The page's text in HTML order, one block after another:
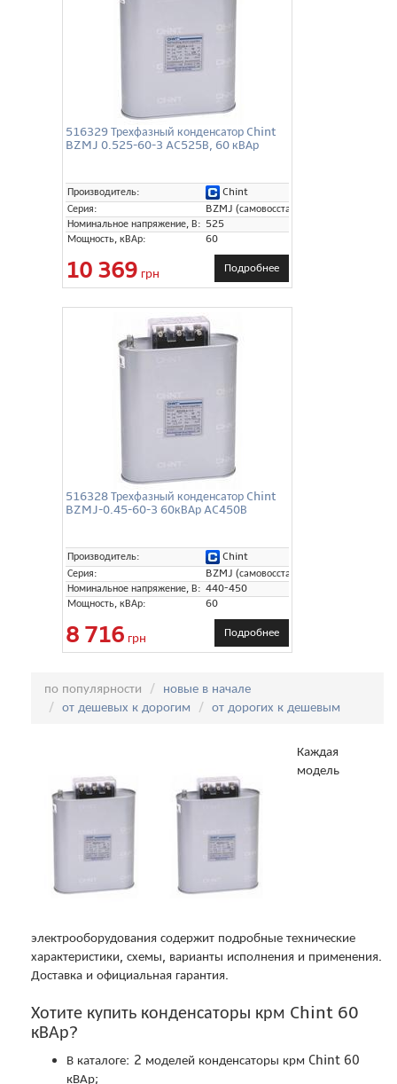
516329 Трехфазный конденсатор Chint
BZMJ 0.525-60-3 AC525В, 60 кВАр
Производитель:
Chint
Серия:
BZMJ (самовосстанавливающиеся)
Номинальное напряжение, В: 525
Мощность, кВАр:
60
10 369 грн Подробнее
516328 Трехфазный конденсатор Chint
BZMJ-0.45-60-3 60кВАр AC450В
Производитель:
Chint
Серия:
BZMJ (самовосстанавливающиеся)
Номинальное напряжение, В: 440-450
Мощность, кВАр:
60
8 716 грн Подробнее
по популярности
новые в начале
от дешевых к дорогим
от дорогих к дешевым
Каждая
модель
электрооборудования содержит подробные технические
характеристики, схемы, варианты исполнения и применения.
Доставка и официальная гарантия.
Хотите купить конденсаторы крм Chint 60
кВАр?
В каталоге: 2 моделей конденсаторы крм Chint 60
кВАр;